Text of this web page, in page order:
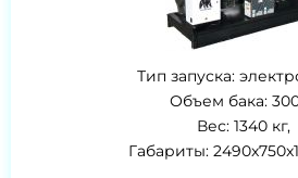
Тип запуска:
Объем бака:
Вес: 1340 кг,
Габариты: